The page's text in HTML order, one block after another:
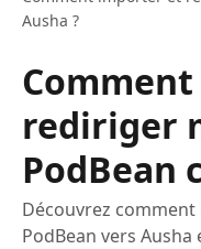
Ausha ?
rediriger
PodBean
Découvrez
PodBean vers